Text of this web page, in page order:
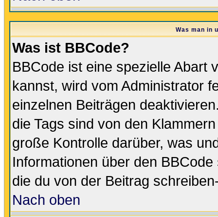
Was man in
Was ist BBCode?
BBCode ist eine spezielle Abart
kannst, wird vom Administrator
einzelnen Beiträgen
die Tags sind von den
große Kontrolle darüber, was
Informationen über den
die du von der Beitrag
Nach oben